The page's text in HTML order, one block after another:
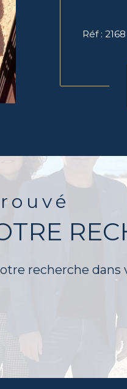
Réf : 2168
recherche